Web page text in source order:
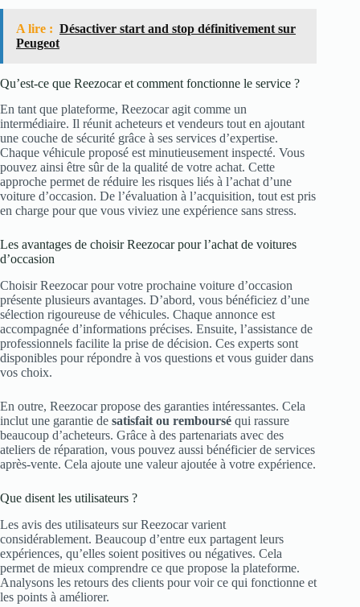
A lire : Désactiver start and stop définitivement sur
Peugeot
Qu’est-ce que Reezocar et comment fonctionne le service ?
En tant que plateforme, Reezocar agit comme un
intermédiaire. Il réunit acheteurs et vendeurs tout en ajoutant
une couche de sécurité grâce à ses services d’expertise.
Chaque véhicule proposé est minutieusement inspecté. Vous
pouvez ainsi être sûr de la qualité de votre achat. Cette
approche permet de réduire les risques liés à l’achat d’une
voiture d’occasion. De l’évaluation à l’acquisition, tout est pris
en charge pour que vous viviez une expérience sans stress.
Les avantages de choisir Reezocar pour l’achat de voitures
d’occasion
Choisir Reezocar pour votre prochaine voiture d’occasion
présente plusieurs avantages. D’abord, vous bénéficiez d’une
sélection rigoureuse de véhicules. Chaque annonce est
accompagnée d’informations précises. Ensuite, l’assistance de
professionnels facilite la prise de décision. Ces experts sont
disponibles pour répondre à vos questions et vous guider dans
vos choix.
En outre, Reezocar propose des garanties intéressantes. Cela
inclut une garantie de satisfait ou remboursé qui rassure
beaucoup d’acheteurs. Grâce à des partenariats avec des
ateliers de réparation, vous pouvez aussi bénéficier de services
après-vente. Cela ajoute une valeur ajoutée à votre expérience.
Que disent les utilisateurs ?
Les avis des utilisateurs sur Reezocar varient
considérablement. Beaucoup d’entre eux partagent leurs
expériences, qu’elles soient positives ou négatives. Cela
permet de mieux comprendre ce que propose la plateforme.
Analysons les retours des clients pour voir ce qui fonctionne et
les points à améliorer.